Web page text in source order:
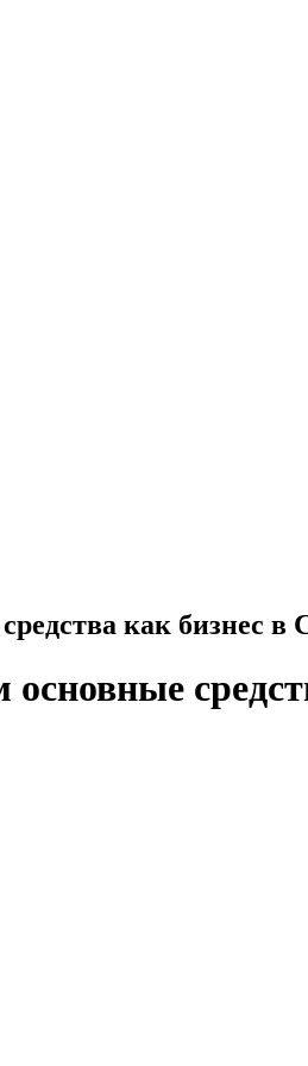
как бизнес в